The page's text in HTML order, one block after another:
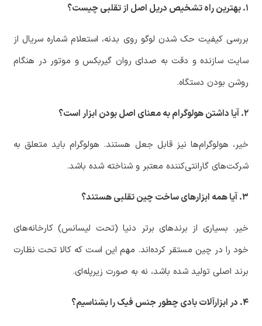
۱. بهترین راه تشخیص دریل اصل از تقلبی چیست؟
بررسی کیفیت حک شدن لوگو روی بدنه، استعلام شماره سریال از
سایت سازنده و دقت به صدای روان گیربکس و موتور در هنگام
روشن بودن دستگاه.
۲. آیا داشتن هولوگرام به معنای اصل بودن ابزار است؟
خیر، هولوگرام‌ها نیز قابل جعل هستند. هولوگرام باید متعلق به
شرکت‌های گارانتی‌کننده معتبر و شناخته شده باشد.
۳. آیا همه ابزارهای ساخت چین تقلبی هستند؟
خیر. بسیاری از برندهای برتر دنیا (تحت لیسانس) کارخانه‌های
خود را در چین مستقر کرده‌اند. مهم این است که کالا تحت نظارت
برند اصلی تولید شده باشد، نه به صورت زیرپله‌ای.
۴. در ابزارآلات بادی چطور جنس فیک را بشناسیم؟